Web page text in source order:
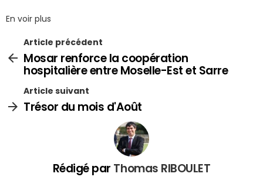
En voir plus
Article précédent
Mosar renforce la coopération
hospitalière entre Moselle-Est et Sarre
Article suivant
Trésor du mois d'Août
Rédigé par Thomas RIBOULET